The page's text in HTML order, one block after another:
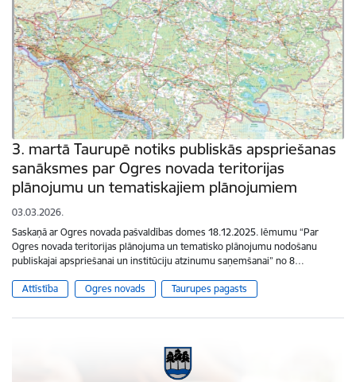
3. martā Taurupē notiks publiskās apspriešanas
sanāksmes par Ogres novada teritorijas
plānojumu un tematiskajiem plānojumiem
03.03.2026.
Saskaņā ar Ogres novada pašvaldības domes 18.12.2025. lēmumu “Par
Ogres novada teritorijas plānojuma un tematisko plānojumu nodošanu
publiskajai apspriešanai un institūciju atzinumu saņemšanai” no 8…
Attīstība Ogres novads Taurupes pagasts